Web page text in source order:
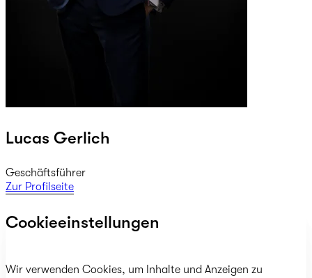
Lucas Gerlich
Geschäftsführer
Zur Profilseite
Cookieeinstellungen
Wir verwenden Cookies, um Inhalte und Anzeigen zu